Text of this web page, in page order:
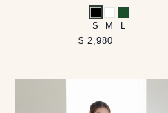
黑 白 綠
S M
L
$ 2,980